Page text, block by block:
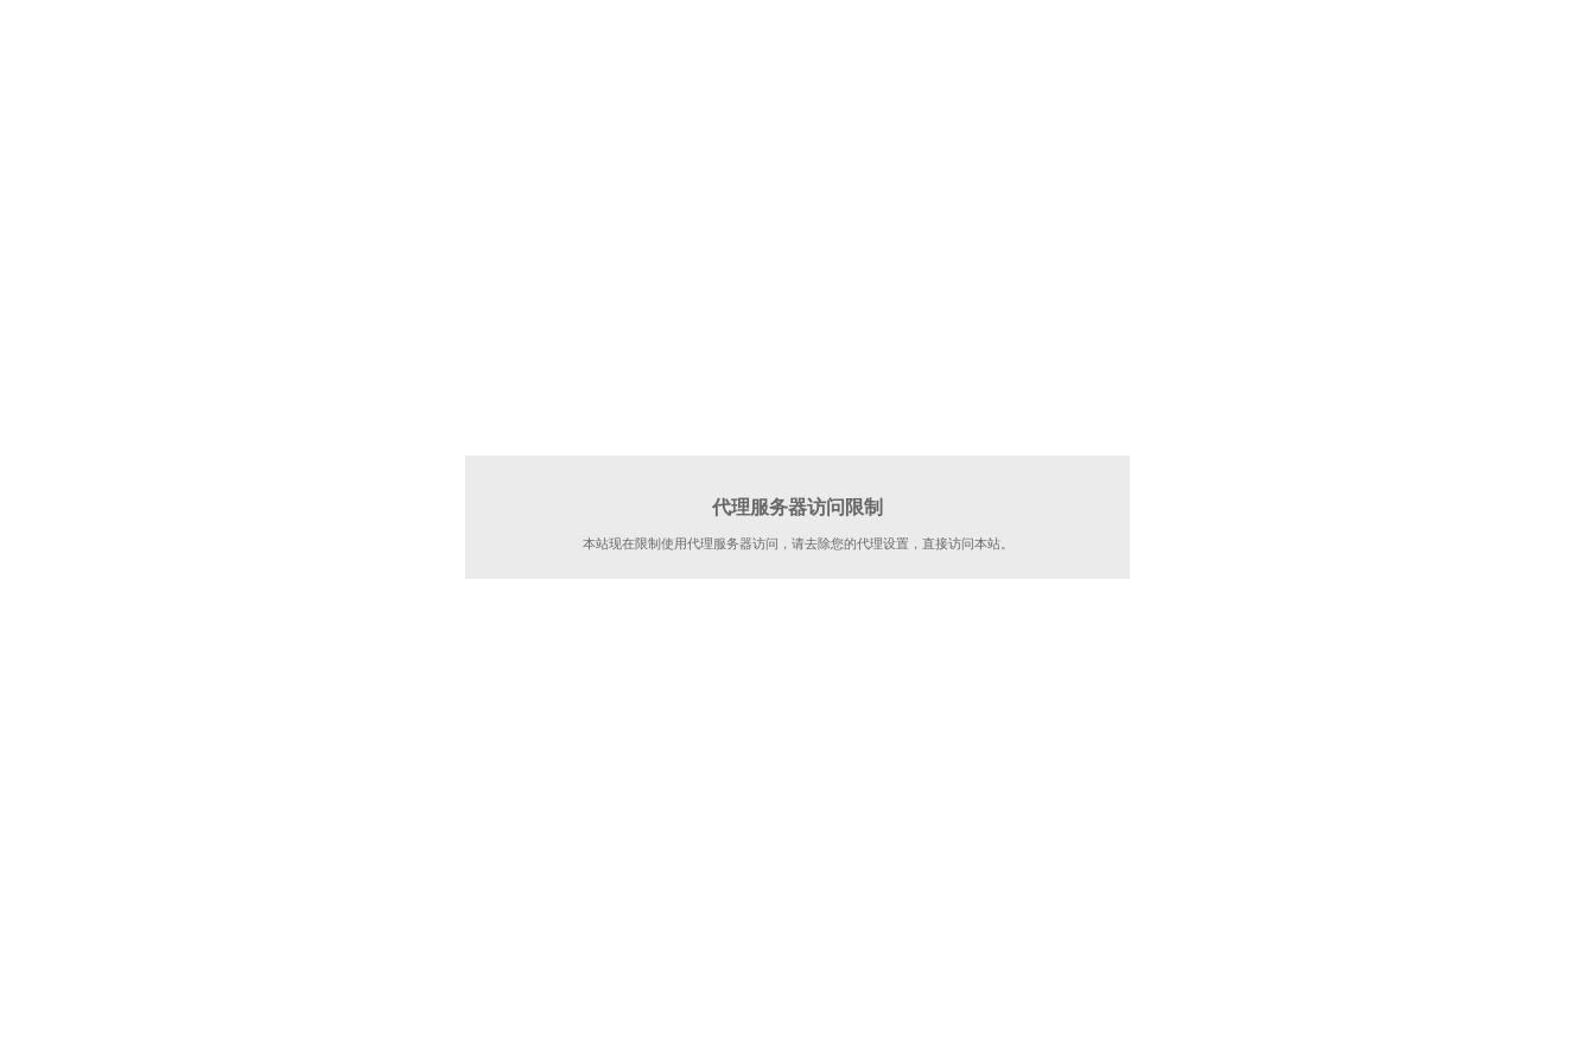
代理服务器访问限制
本站现在限制使用代理服务器访问，请去除您的代理设置，直接访问本站。